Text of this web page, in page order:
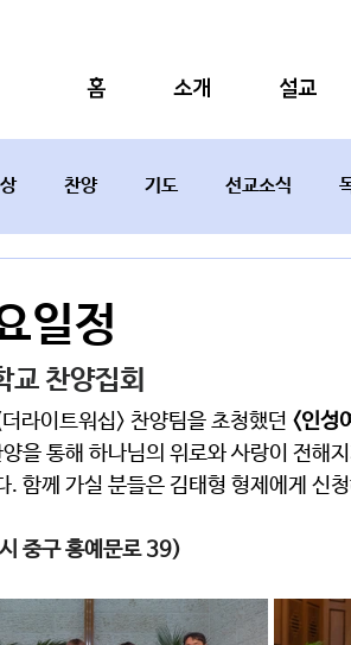
홈 소개 설교
찬양 기도 선교소식
일정
교 찬양집회
라이트워십> 찬양팀을 초청했던 <인성
을 통해 하나님의 위로와 사랑이 전해
. 함께 가실 분들은 김태형 형제에게 신
중구 홍예문로 39)